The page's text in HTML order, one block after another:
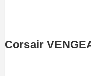
Corsair